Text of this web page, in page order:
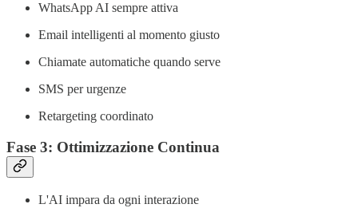
WhatsApp AI sempre attiva
Email intelligenti al momento giusto
Chiamate automatiche quando serve
SMS per urgenze
Retargeting coordinato
Fase 3: Ottimizzazione Continua
L'AI impara da ogni interazione